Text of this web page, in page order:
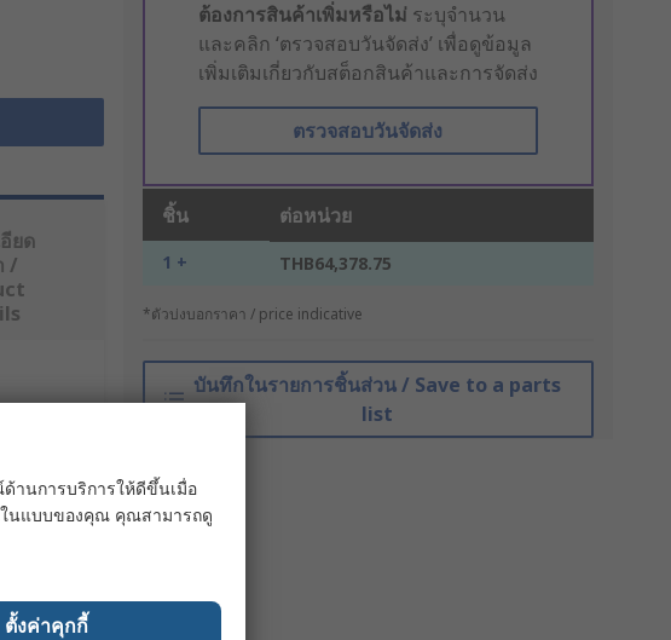
ต้องการสินค้าเพิ่มหรือไม่ ระบุจำนวน
และคลิก ‘ตรวจสอบวันจัดส่ง’ เพื่อดูข้อมูล
เพิ่มเติมเกี่ยวกับสต็อกสินค้าและการจัดส่ง
ตรวจสอบวันจัดส่ง
ชิ้น ต่อหน่วย
1 + THB64,378.75
*ตัวบ่งบอกราคา / price indicative
บันทึกในรายการชิ้นส่วน / Save to a parts
list
ยด
/
านการบริการให้ดีขึ้นเมื่อ
ในแบบของคุณ คุณสามารถดู
ตั้งค่าคุกกี้